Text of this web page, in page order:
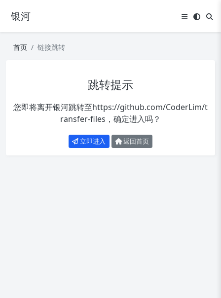
银河
首页 链接跳转
跳转提示
您即将离开银河跳转至https://github.com/CoderLim/t
ransfer-files ，确定进入吗？
立即进入 返回首页